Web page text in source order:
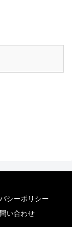
シーポリシー
い合わせ